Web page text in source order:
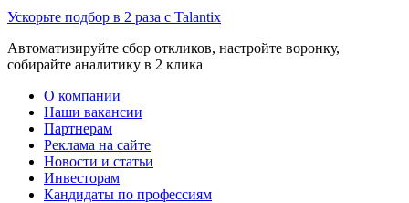
Ускорьте подбор в 2 раза с Talantix
Автоматизируйте сбор откликов, настройте воронку,
собирайте аналитику в 2 клика
О компании
Наши вакансии
Партнерам
Реклама на сайте
Новости и статьи
Инвесторам
Кандидаты по профессиям